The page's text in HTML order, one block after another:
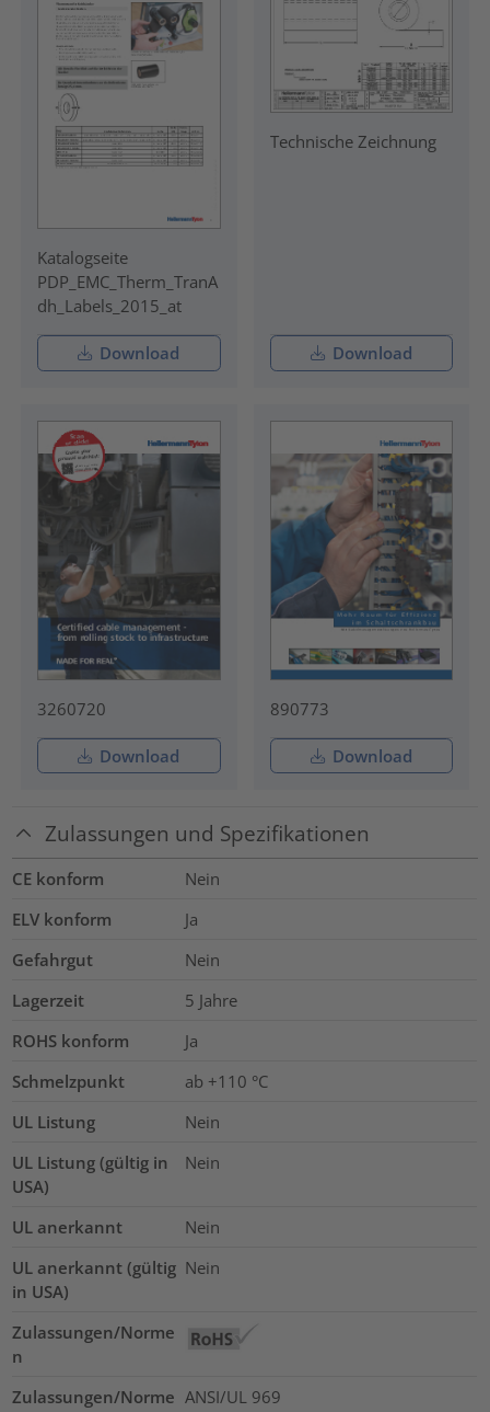
Katalogseite
PDP_EMC_Therm_TranA
dh_Labels_2015_at
Download
Technische Zeichnung
Download
3260720
Download
890773
Download
Zulassungen und Spezifikationen
CE konform
Nein
ELV konform
Ja
Gefahrgut
Nein
Lagerzeit
5 Jahre
ROHS konform
Ja
Schmelzpunkt
ab +110 °C
UL Listung
Nein
UL Listung (gültig in
USA)
Nein
UL anerkannt
Nein
UL anerkannt (gültig
in USA)
Nein
Zulassungen/Norme
n
Zulassungen/Norme ANSI/UL 969